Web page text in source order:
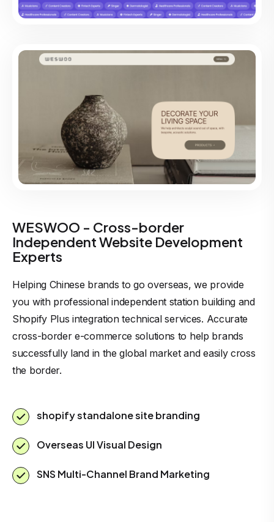
WESWOO - Cross-border
Independent Website Development
Experts
Helping Chinese brands to go overseas, we provide
you with professional independent station building and
Shopify Plus integration technical services. Accurate
cross-border e-commerce solutions to help brands
successfully land in the global market and easily cross
the border.
shopify standalone site branding
Overseas UI Visual Design
SNS Multi-Channel Brand Marketing